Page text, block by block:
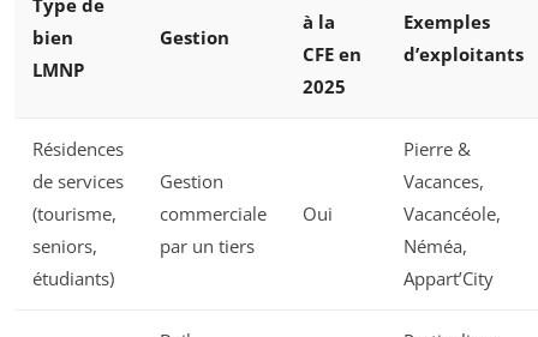
Type de
bien
LMNP
Gestion
à la
CFE en
2025
Exemples
d’exploitants
Résidences
de services
(tourisme,
seniors,
étudiants)
Gestion
commerciale
par un tiers
Oui
Pierre &
Vacances,
Vacancéole,
Néméa,
Appart’City